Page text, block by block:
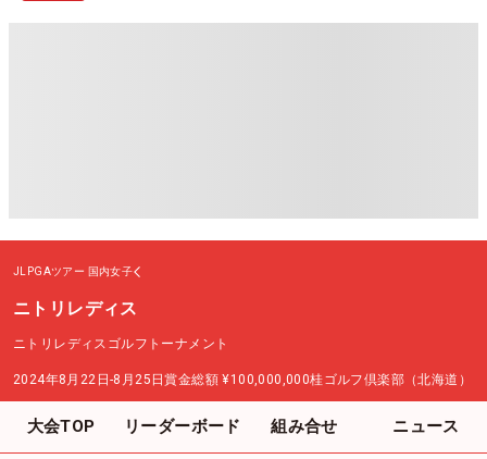
JLPGAツアー 国内女子
ニトリレディス
ニトリレディスゴルフトーナメント
2024年8月22日-8月25日賞金総額 ¥100,000,000桂ゴルフ倶楽部（北海道）
大会TOP リーダーボード 組み合せ ニュース